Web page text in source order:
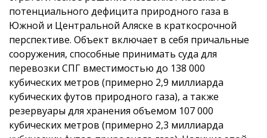
потенциального дефицита природного газа в
Южной и Центральной Аляске в краткосрочной
перспективе. Объект включает в себя причальные
сооружения, способные принимать суда для
перевозки СПГ вместимостью до 138 000
кубических метров (примерно 2,9 миллиарда
кубических футов природного газа), а также
резервуары для хранения объемом 107 000
кубических метров (примерно 2,3 миллиарда